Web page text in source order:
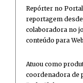
Repórter no
reportagem
colaboradora no
conteúdo para
Atuou como
coordenadora de